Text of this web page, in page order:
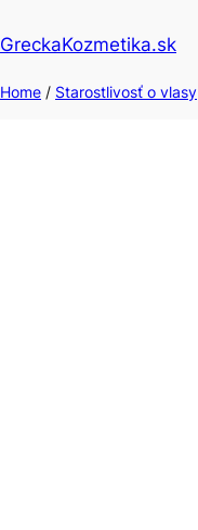
GreckaKozmetika.sk
Home / Starostlivosť o vlasy